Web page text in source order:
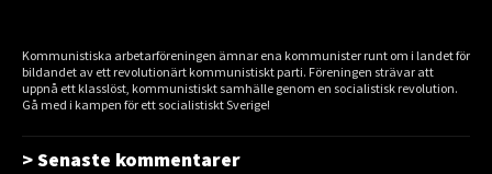
Kommunistiska arbetarföreningen ämnar ena kommunister runt om i landet för
bildandet av ett revolutionärt kommunistiskt parti. Föreningen strävar att
uppnå ett klasslöst, kommunistiskt samhälle genom en socialistisk revolution.
Gå med i kampen för ett socialistiskt Sverige!
> Senaste kommentarer